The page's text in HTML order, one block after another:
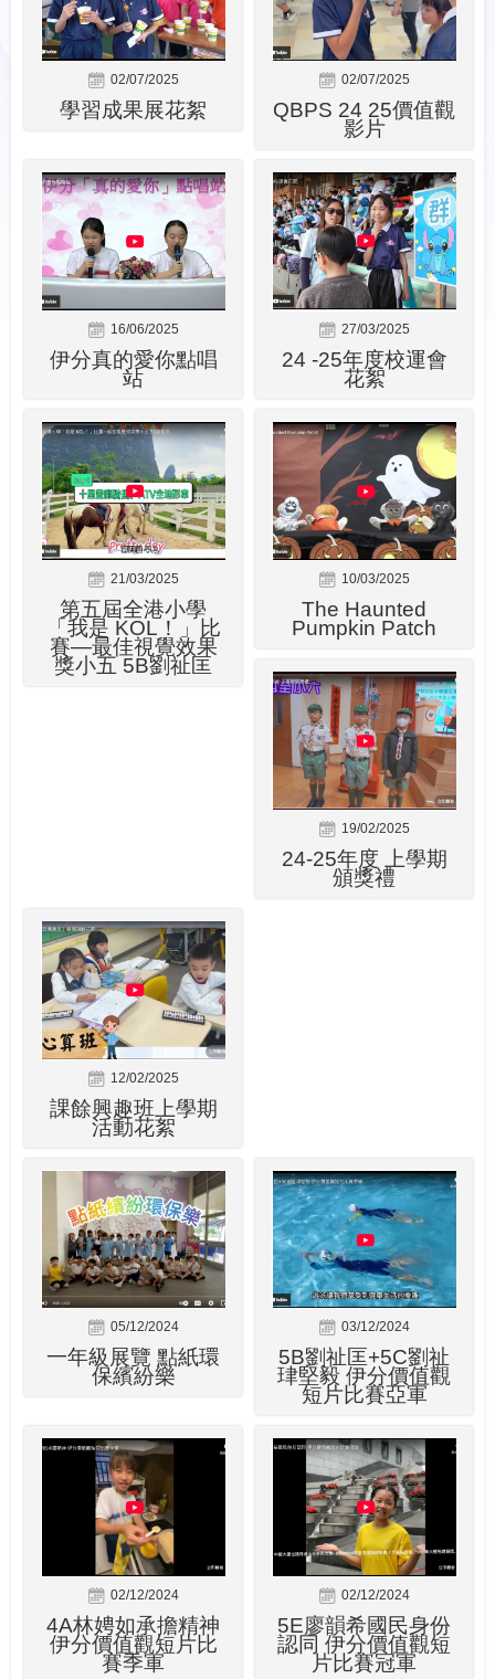
02/07/2025
學習成果展花絮
02/07/2025
QBPS 24 25價值觀
影片
16/06/2025
伊分真的愛你點唱
站
27/03/2025
24 -25年度校運會
花絮
21/03/2025
第五屆全港小學
「我是 KOL！」比
賽—最佳視覺效果
獎小五 5B劉祉匡
10/03/2025
The Haunted
Pumpkin Patch
19/02/2025
24-25年度 上學期
頒獎禮
12/02/2025
課餘興趣班上學期
活動花絮
05/12/2024
一年級展覽 點紙環
保繽紛樂
03/12/2024
5B劉祉匡+5C劉祉
珒堅毅 伊分價值觀
短片比賽亞軍
02/12/2024
4A林娉如承擔精神
伊分價值觀短片比
賽季軍
02/12/2024
5E廖韻希國民身份
認同 伊分價值觀短
片比賽冠軍